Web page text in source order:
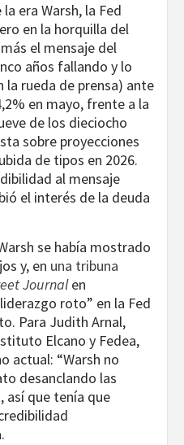
era Warsh, la Fed
en la horquilla del
el mensaje del
años fallando y lo
la rueda de prensa) ante
en mayo, frente a la
de los dieciocho
sobre proyecciones
de tipos en 2026.
al mensaje
el interés de la deuda
se había mostrado
y, en una tribuna
Journalen
roto” en la Fed
Para Judith Arnal,
Elcano y Fedea,
actual: “Warsh no
desanclando las
así que tenía que